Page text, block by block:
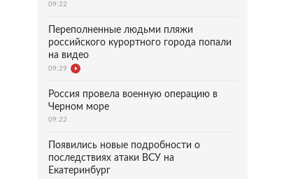
09:22
Переполненные людьми пляжи
российского курортного города попали
на видео
09:29
Россия провела военную операцию в
Черном море
09:22
Появились новые подробности о
последствиях атаки ВСУ на
Екатеринбург